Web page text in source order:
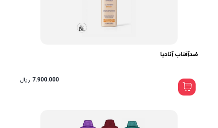
ضدآفتاب آنادیا
7.900.000 ریال